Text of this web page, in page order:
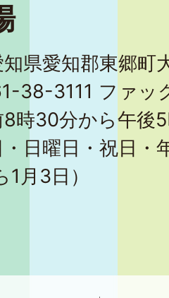
県愛知郡東郷町
38-3111 ファ
時30分から午後
日曜日・祝日・
1月3日）